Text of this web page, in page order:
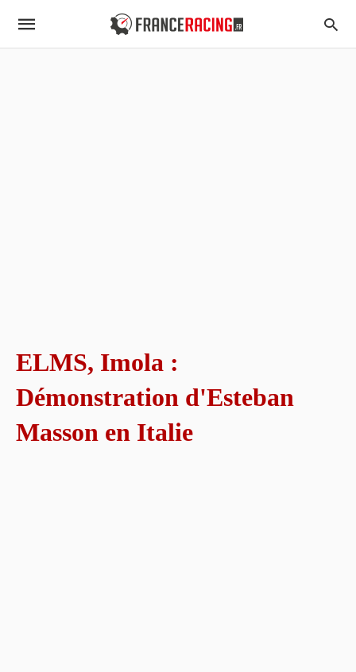
ELMS, Imola :
Démonstration d'Esteban
Masson en Italie